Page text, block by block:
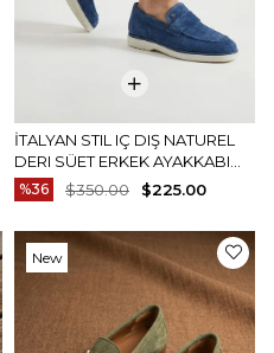
İTALYAN STIL IÇ DIŞ NATUREL
DERI SÜET ERKEK AYAKKABI
BUZ MAVI T15256-14
%36 $225.00
$350.00
New